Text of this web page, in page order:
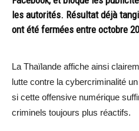
les autorités. Résultat déjà
ont été fermées entre octobre
La Thaïlande affiche ainsi
lutte contre la cybercriminalité
si cette offensive numérique
criminels toujours plus réactifs.